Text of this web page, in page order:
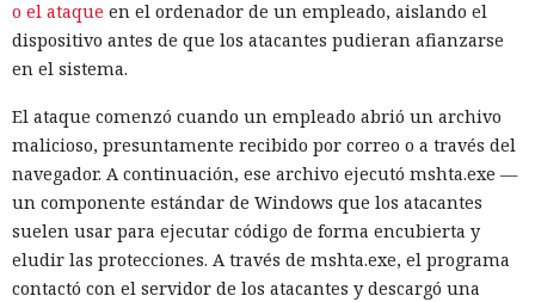
o el ataque en el ordenador de un empleado, aislando el
dispositivo antes de que los atacantes pudieran afianzarse
en el sistema.
El ataque comenzó cuando un empleado abrió un archivo
malicioso, presuntamente recibido por correo o a través del
navegador. A continuación, ese archivo ejecutó mshta.exe —
un componente estándar de Windows que los atacantes
suelen usar para ejecutar código de forma encubierta y
eludir las protecciones. A través de mshta.exe, el programa
contactó con el servidor de los atacantes y descargó una